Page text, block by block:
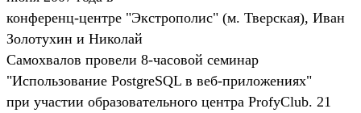
конференц-центре "Экстрополис" (м. Тверская), Иван
Золотухин и Николай
Самохвалов провели 8-часовой семинар
"Использование PostgreSQL в веб-приложениях"
при участии образовательного центра ProfyClub. 21